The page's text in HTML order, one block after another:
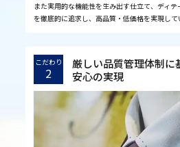
また実用的な機能性を生み出す仕立て、ディ
を徹底的に追求し、高品質・低価格を実現して
こだわり
2
厳しい品質管理体制に
安心の実現